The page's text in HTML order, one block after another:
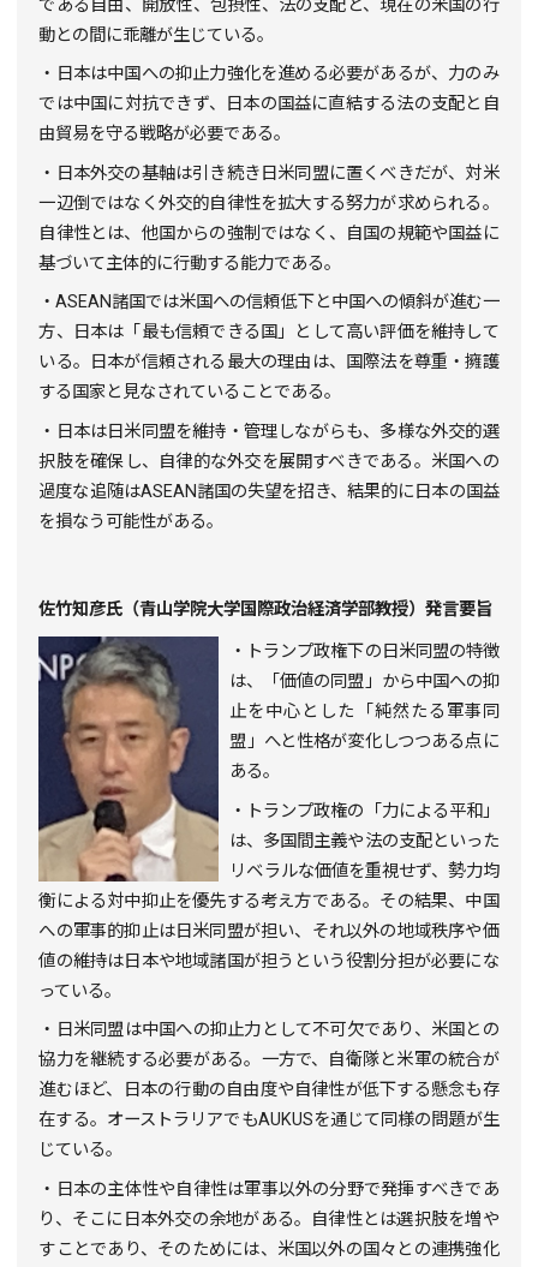
である自由、開放性、包摂性、法の支配と、現在の米国の行
動との間に乖離が生じている。
・日本は中国への抑止力強化を進める必要があるが、力のみ
では中国に対抗できず、日本の国益に直結する法の支配と自
由貿易を守る戦略が必要である。
・日本外交の基軸は引き続き日米同盟に置くべきだが、対米
一辺倒ではなく外交的自律性を拡大する努力が求められる。
自律性とは、他国からの強制ではなく、自国の規範や国益に
基づいて主体的に行動する能力である。
・ASEAN諸国では米国への信頼低下と中国への傾斜が進む一
方、日本は「最も信頼できる国」として高い評価を維持して
いる。日本が信頼される最大の理由は、国際法を尊重・擁護
する国家と見なされていることである。
・日本は日米同盟を維持・管理しながらも、多様な外交的選
択肢を確保し、自律的な外交を展開すべきである。米国への
過度な追随はASEAN諸国の失望を招き、結果的に日本の国益
を損なう可能性がある。
佐竹知彦氏（青山学院大学国際政治経済学部教授）発言要旨
・トランプ政権下の日米同盟の特徴
は、「価値の同盟」から中国への抑
止を中心とした「純然たる軍事同
盟」へと性格が変化しつつある点に
ある。
・トランプ政権の「力による平和」
は、多国間主義や法の支配といった
リベラルな価値を重視せず、勢力均
衡による対中抑止を優先する考え方である。その結果、中国
への軍事的抑止は日米同盟が担い、それ以外の地域秩序や価
値の維持は日本や地域諸国が担うという役割分担が必要にな
っている。
・日米同盟は中国への抑止力として不可欠であり、米国との
協力を継続する必要がある。一方で、自衛隊と米軍の統合が
進むほど、日本の行動の自由度や自律性が低下する懸念も存
在する。オーストラリアでもAUKUSを通じて同様の問題が生
じている。
・日本の主体性や自律性は軍事以外の分野で発揮すべきであ
り、そこに日本外交の余地がある。自律性とは選択肢を増や
すことであり、そのためには、米国以外の国々との連携強化